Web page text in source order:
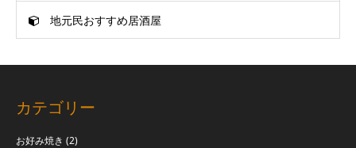
地元民おすすめ居酒屋
カテゴリー
お好み焼き (2)